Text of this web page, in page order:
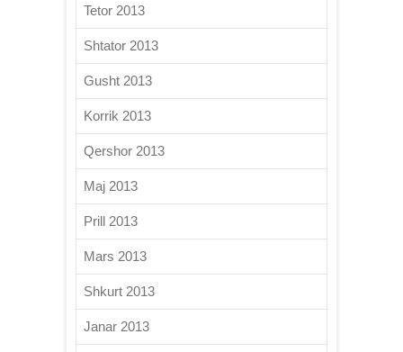
Tetor 2013
Shtator 2013
Gusht 2013
Korrik 2013
Qershor 2013
Maj 2013
Prill 2013
Mars 2013
Shkurt 2013
Janar 2013